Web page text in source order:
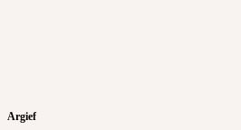
Argief